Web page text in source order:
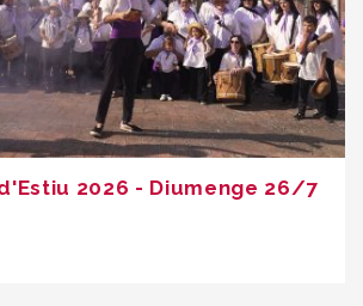
2026 - Diumenge 26/7